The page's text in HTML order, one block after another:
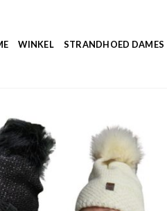
WINKEL STRANDHOED DAMES